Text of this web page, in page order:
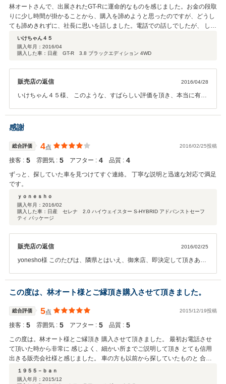
林オートさんで、出展されたGT-Rに運命的なものを感じました。お金の段取
りに少し時間が掛かることから、購入を諦めようと思ったのですが、どうし
ても諦めきれずに、社長に思いを話しました。電話での話しでしたが、 しっ
かりと話しを聞いてくれて、少しだけ待っていただき、購入する事が出来ま
した。 夢を叶えるチャンスを頂き、ありがとうございました。最後に、納車
日に社長が直々に四国まで車を陸送してくれました。電話で話したイメージ
す。車とも人とも良い出逢いができました。
いけちゃん４５
購入年月： 2016/04
購入した車：日産 GT-R 3.8 ブラックエディション 4WD
販売店の返信 2016/04/28
いけちゃん４５様、 このような、すばらしい評価を頂き、本当に有難
す。 いけちゃん４５様と、お話をするうちに安心も生まれ、本当に車
を大切にしてくれる方だと思いました。納車の折は奥様とお出迎え有
フ一同、お客様に喜んで頂ける仕事がもっと出来るよう、日々努力し
てまいります。
感謝
総合評価 4点 2016/02/25投稿
接客 : 5 雰囲気 : 5 アフター : 4 品質 : 4
ずっと、探していた車を見つけてすぐ連絡。 丁寧な説明と迅速な対応で満足
です。
ｙｏｎｅｓｈｏ
購入年月： 2016/02
購入した車：日産 セレナ 2.0 ハイウェイスター S-HYBRID アドバンストセーフ
ティ パッケージ
販売店の返信 2016/02/25
yonesho様 このたびは、隣県とはいえ、御来店、即決定して頂きあり
有りましたら、林オートへ連絡頂いても構いませんし、お近くの日産
ディーラーにてメーカー保証が受けられますので、御安心ください。
下取りの、お車大切に使わせて頂きます。本当に有難う御座いまし
た。
この度は、林オート様とご縁頂き購入させて頂きました。
総合評価 5点 2015/12/19投稿
接客 : 5 雰囲気 : 5 アフター : 5 品質 : 5
この度は。林オート様とご縁頂き 購入させて頂きました。 最初お電話させ
て頂いた時から非常に 感じよく、細かい所までご説明して頂き とても信用
出きる販売会社様と感じました。 車の方も以前から探していたものと 合致
し、即購入を決めました。 車届いてから二度びっくり！ 想像以上の車で、
細かいところまで ご配慮頂き、これ以上なにも望むことは ございません。
１９５５－ｂａｎ
購入年月： 2015/12